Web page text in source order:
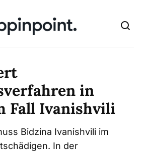
in
Fall Ivanishvili
Bidzina Ivanishvili im
In der